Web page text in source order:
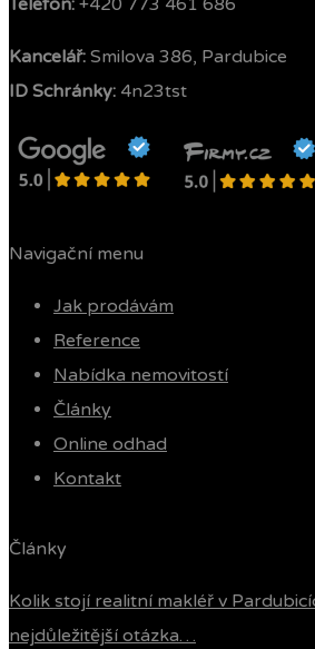
Kancelář: Smilova 386, Pardubice
ID Schránky: 4n23tst
Navigační menu
Jak prodávám
Reference
Nabídka nemovitostí
Články
Online odhad
Kontakt
Články
Kolik stojí realitní makléř v
nejdůležitější otázka…